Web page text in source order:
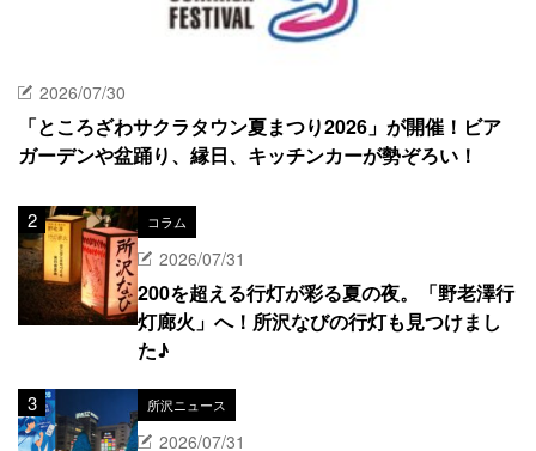
2026/07/30
「ところざわサクラタウン夏まつり2026」が開催！ビア
ガーデンや盆踊り、縁日、キッチンカーが勢ぞろい！
コラム
2026/07/31
200を超える行灯が彩る夏の夜。「野老澤行
灯廊火」へ！所沢なびの行灯も見つけまし
た♪
所沢ニュース
2026/07/31